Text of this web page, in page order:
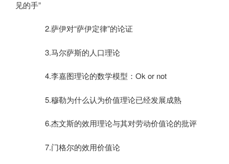
见的手”
2.萨伊对“萨伊定律”的论证
3.马尔萨斯的人口理论
4.李嘉图理论的数学模型： Ok or not
5.穆勒为什么认为价值理论已经发展成熟
6.杰文斯的效用理论与其对劳动价值论的批评
7.门格尔的效用价值论